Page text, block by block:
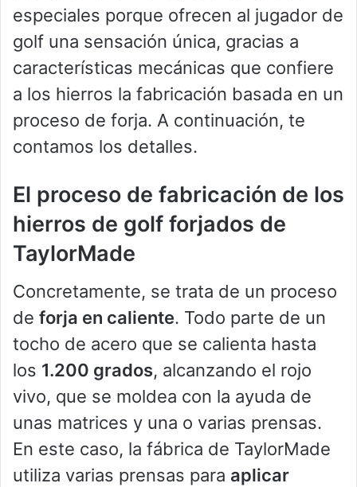
especiales porque ofrecen al jugador de
golf una sensación única, gracias a
características mecánicas que confiere
a los hierros la fabricación basada en un
proceso de forja. A continuación, te
contamos los detalles.
El proceso de fabricación de los
hierros de golf forjados de
TaylorMade
Concretamente, se trata de un proceso
de forja en caliente. Todo parte de un
tocho de acero que se calienta hasta
los 1.200 grados, alcanzando el rojo
vivo, que se moldea con la ayuda de
unas matrices y una o varias prensas.
En este caso, la fábrica de TaylorMade
utiliza varias prensas para aplicar